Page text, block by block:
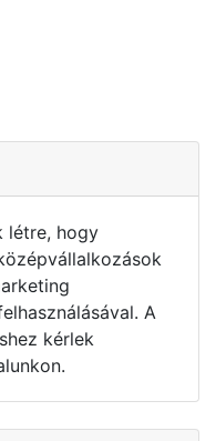
létre, hogy
A
kérlek